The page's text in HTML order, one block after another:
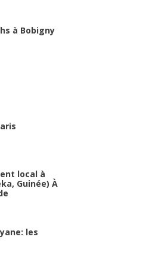
à Bobigny
local à
Guinée) À
les